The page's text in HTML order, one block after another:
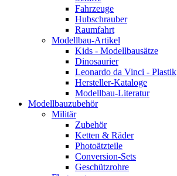
Fahrzeuge
Hubschrauber
Raumfahrt
Modellbau-Artikel
Kids - Modellbausätze
Dinosaurier
Leonardo da Vinci - Plastik
Hersteller-Kataloge
Modellbau-Literatur
Modellbauzubehör
Militär
Zubehör
Ketten & Räder
Photoätzteile
Conversion-Sets
Geschützrohre